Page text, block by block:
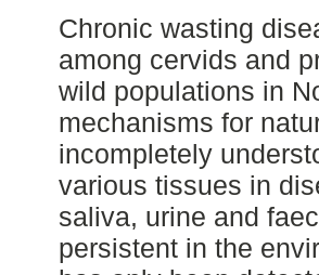
Chronic wasting
among cervids and
wild populations in
mechanisms for
incompletely
various tissues in
saliva, urine and
persistent in the